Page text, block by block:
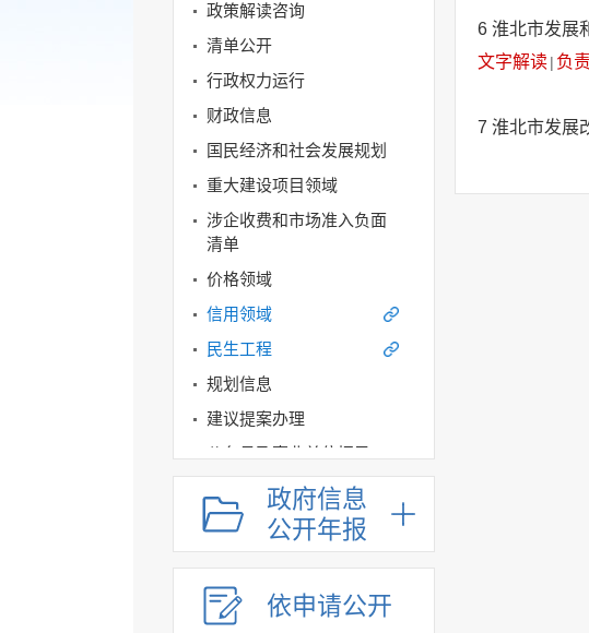
政策解读咨询
清单公开
行政权力运行
财政信息
国民经济和社会发展规划
重大建设项目领域
涉企收费和市场准入负面
清单
价格领域
信用领域
民生工程
规划信息
建议提案办理
公务员及事业单位招录
应急管理
回应关切
其他法定信息
政府信息
公开年报
依申请公开
6 淮北市发展
文字解读| 负
7 淮北市发展